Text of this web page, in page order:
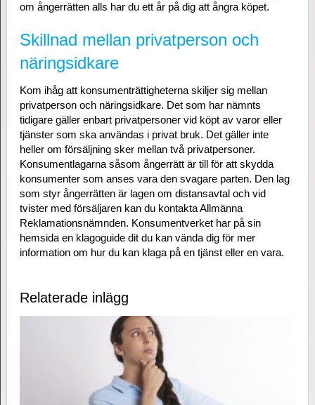
om ångerrätten alls har du ett år på dig att ångra köpet.
Skillnad mellan privatperson och
näringsidkare
Kom ihåg att konsumenträttigheterna skiljer sig mellan
privatperson och näringsidkare. Det som har nämnts
tidigare gäller enbart privatpersoner vid köpt av varor eller
tjänster som ska användas i privat bruk. Det gäller inte
heller om försäljning sker mellan två privatpersoner.
Konsumentlagarna såsom ångerrätt är till för att skydda
konsumenter som anses vara den svagare parten. Den lag
som styr ångerrätten är lagen om distansavtal och vid
tvister med försäljaren kan du kontakta Allmänna
Reklamationsnämnden. Konsumentverket har på sin
hemsida en klagoguide dit du kan vända dig för mer
information om hur du kan klaga på en tjänst eller en vara.
Relaterade inlägg